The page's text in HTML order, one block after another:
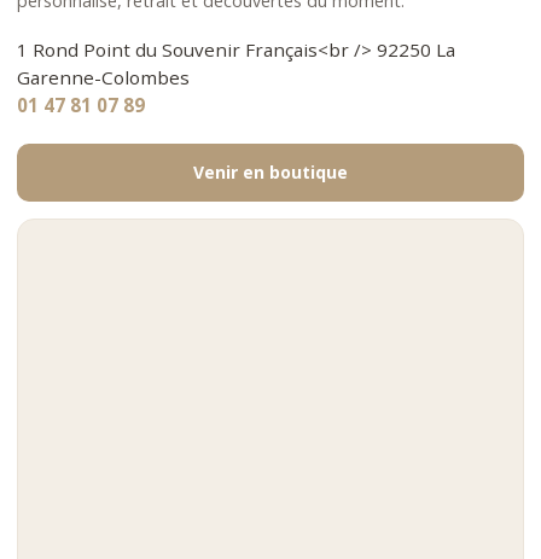
1 Rond Point du Souvenir Français<br /> 92250 La
Garenne-Colombes
01 47 81 07 89
Venir en boutique